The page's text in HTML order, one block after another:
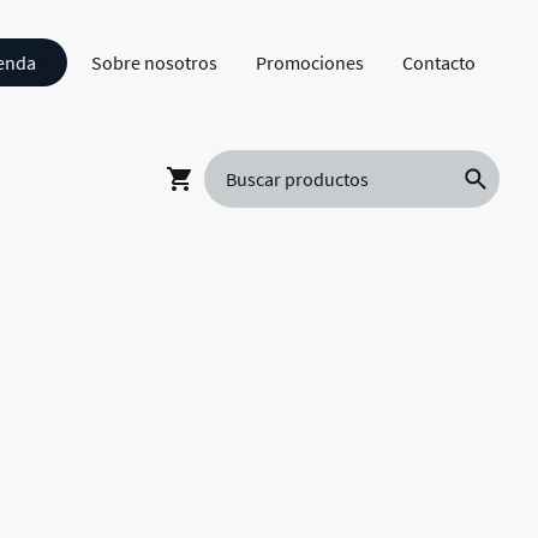
Sobre nosotros Promociones Contacto